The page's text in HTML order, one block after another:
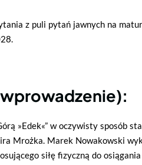
z puli pytań jawnych na
»Edek«” w oczywisty sposób
Mrożka. Marek Nowakowski
siłę fizyczną do